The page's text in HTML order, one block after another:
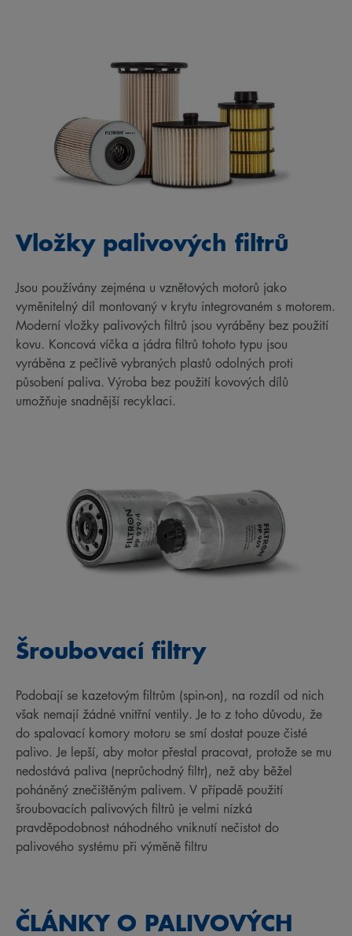
Vložky palivových filtrů
Jsou používány zejména u vznětových motorů jako
vyměnitelný díl montovaný v krytu integrovaném s motorem.
Moderní vložky palivových filtrů jsou vyráběny bez použití
kovu. Koncová víčka a jádra filtrů tohoto typu jsou
vyráběna z pečlivě vybraných plastů odolných proti
působení paliva. Výroba bez použití kovových dílů
umožňuje snadnější recyklaci.
Šroubovací filtry
Podobají se kazetovým filtrům (spin-on), na rozdíl od nich
však nemají žádné vnitřní ventily. Je to z toho důvodu, že
do spalovací komory motoru se smí dostat pouze čisté
palivo. Je lepší, aby motor přestal pracovat, protože se mu
nedostává paliva (neprůchodný filtr), než aby běžel
poháněný znečištěným palivem. V případě použití
šroubovacích palivových filtrů je velmi nízká
pravděpodobnost náhodného vniknutí nečistot do
palivového systému při výměně filtru
ČLÁNKY O PALIVOVÝCH